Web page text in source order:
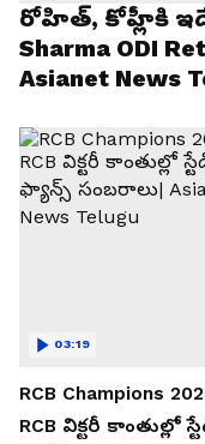
రోహిత్, కోహ్లీకి
Sharma ODI
Asianet News
RCB Champions
RCB విక్టరీ కాంతుల్లో
03:19